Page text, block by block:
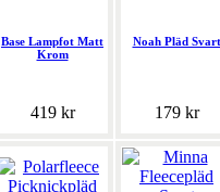
Base Lampfot Matt
Krom
419 kr
Noah Pläd Svart
179 kr